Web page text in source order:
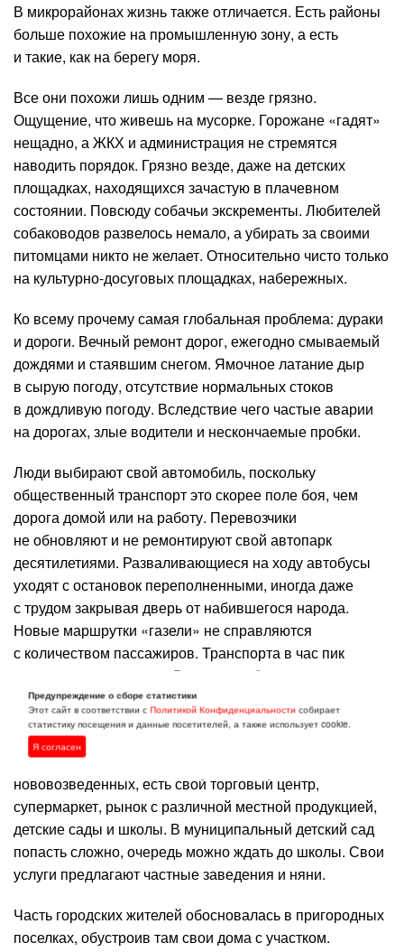
В микрорайонах жизнь также отличается. Есть районы
больше похожие на промышленную зону, а есть
и такие, как на берегу моря.
Все они похожи лишь одним — везде грязно.
Ощущение, что живешь на мусорке. Горожане «гадят»
нещадно, а ЖКХ и администрация не стремятся
наводить порядок. Грязно везде, даже на детских
площадках, находящихся зачастую в плачевном
состоянии. Повсюду собачьи экскременты. Любителей
собаководов развелось немало, а убирать за своими
питомцами никто не желает. Относительно чисто только
на культурно-досуговых площадках, набережных.
Ко всему прочему самая глобальная проблема: дураки
и дороги. Вечный ремонт дорог, ежегодно смываемый
дождями и стаявшим снегом. Ямочное латание дыр
в сырую погоду, отсутствие нормальных стоков
в дождливую погоду. Вследствие чего частые аварии
на дорогах, злые водители и нескончаемые пробки.
Люди выбирают свой автомобиль, поскольку
общественный транспорт это скорее поле боя, чем
дорога домой или на работу. Перевозчики
не обновляют и не ремонтируют свой автопарк
десятилетиями. Разваливающиеся на ходу автобусы
уходят с остановок переполненными, иногда даже
с трудом закрывая дверь от набившегося народа.
Новые маршрутки «газели» не справляются
с количеством пассажиров. Транспорта в час пик
откровенно не хватает. Водители в большинстве
случаев таджики, по вине которых произошла не одна
страшная авария.
Из плюсов: в каждом микрорайоне, за исключением
нововозведенных, есть свой торговый центр,
супермаркет, рынок с различной местной продукцией,
детские сады и школы. В муниципальный детский сад
попасть сложно, очередь можно ждать до школы. Свои
услуги предлагают частные заведения и няни.
Часть городских жителей обосновалась в пригородных
поселках, обустроив там свои дома с участком.
Предупреждение о сборе статистики
Этот сайт в соответствии сПолитикой Конфиденциальности собирает
статистику посещения и данные посетителей, а также использует cookie.
Я согласен